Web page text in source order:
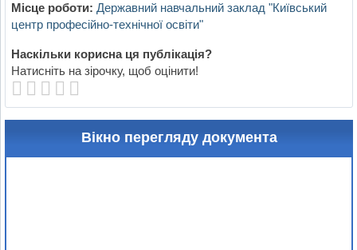
Місце роботи: Державний навчальний заклад "Київський
центр професійно-технічної освіти"
Наскільки корисна ця публікація?
Натисніть на зірочку, щоб оцінити!
Вікно перегляду документа